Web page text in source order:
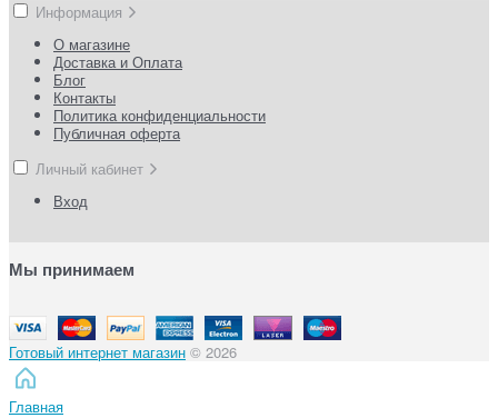
Информация
О магазине
Доставка и Оплата
Блог
Контакты
Политика конфиденциальности
Публичная оферта
Личный кабинет
Вход
Мы принимаем
Готовый интернет магазин © 2026
Главная